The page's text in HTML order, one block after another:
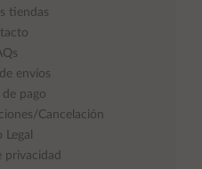
tiendas
envíos
de pago
Cancelación
Legal
privacidad